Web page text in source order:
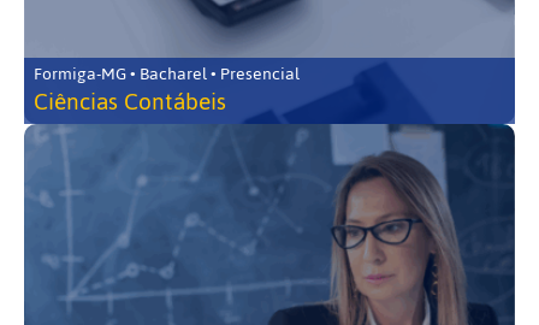
Formiga-MG • Bacharel • Presencial
Ciências Contábeis